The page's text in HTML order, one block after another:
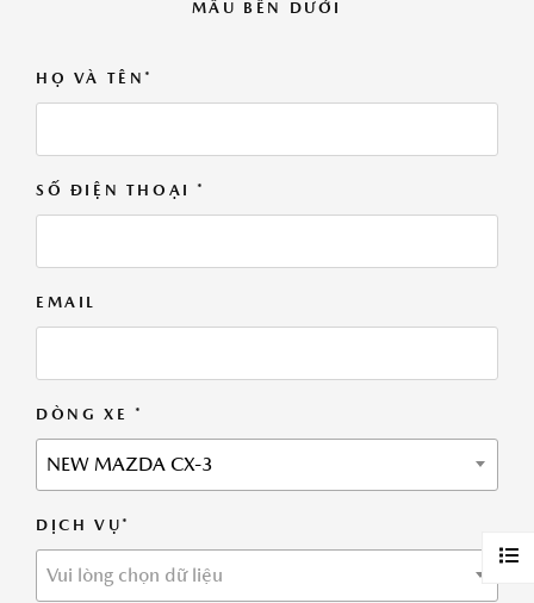
MẪU BÊN DƯỚI
HỌ VÀ TÊN*
SỐ ĐIỆN THOẠI *
EMAIL
DÒNG XE *
NEW MAZDA CX-3
DỊCH VỤ*
Vui lòng chọn dữ liệu